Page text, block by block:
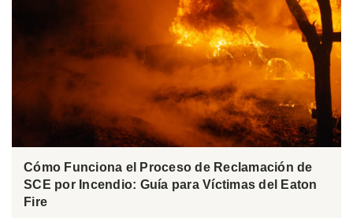
Cómo Funciona el Proceso de Reclamación de
SCE por Incendio: Guía para Víctimas del Eaton
Fire